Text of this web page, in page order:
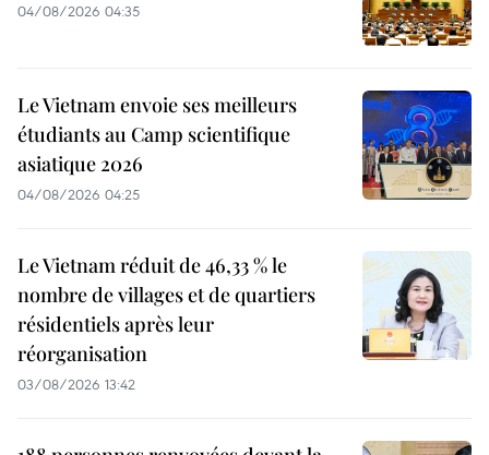
04/08/2026 04:35
Le Vietnam envoie ses meilleurs
étudiants au Camp scientifique
asiatique 2026
04/08/2026 04:25
Le Vietnam réduit de 46,33 % le
nombre de villages et de quartiers
résidentiels après leur
réorganisation
03/08/2026 13:42